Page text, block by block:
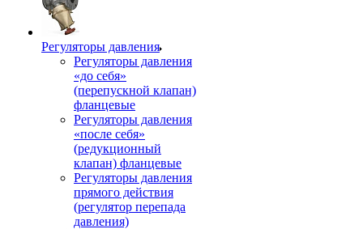
Регуляторы давления
Регуляторы давления
«до себя»
(перепускной клапан)
фланцевые
Регуляторы давления
«после себя»
(редукционный
клапан) фланцевые
Регуляторы давления
прямого действия
(регулятор перепада
давления)